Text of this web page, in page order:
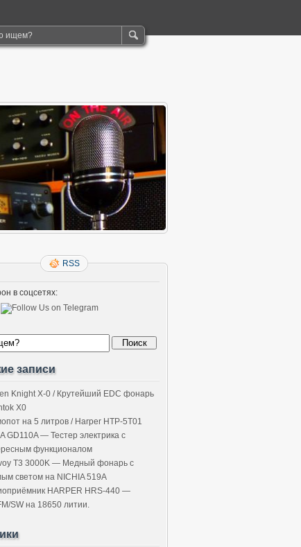
RSS
в соцсетях:
записи
Knight X-0 / Крутейший EDC фонарь
X0
на 5 литров / Harper HTP-5T01
GD110A — Тестер электрика с
функционалом
T3 3000K — Медный фонарь с
светом на NICHIA 519A
HARPER HRS-440 —
SW на 18650 литии.